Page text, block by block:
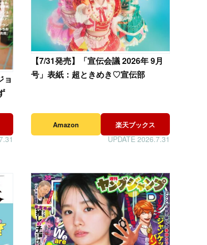
ョ
【7/31発売】「宣伝会議 2026年 9月
号」表紙：超ときめき♡宣伝部
Amazon 楽天ブックス
UPDATE 2026.7.31